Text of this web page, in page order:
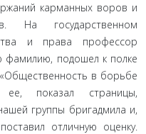
карманных воров и
На государственном
и права профессор
фамилию, подошел к полке
в борьбе
ее, показал страницы,
группы бригадмила и,
отличную оценку.